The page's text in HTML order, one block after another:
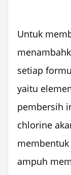
Untuk
setiap
yaitu
pembersih
chlorine
membentuk
ampuh